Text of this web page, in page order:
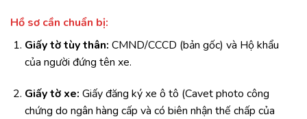
Hồ sơ cần chuẩn bị:
Giấy tờ tùy thân: CMND/CCCD (bản gốc) và Hộ khẩu
của người đứng tên xe.
Giấy tờ xe: Giấy đăng ký xe ô tô (Cavet photo công
chứng do ngân hàng cấp và có biên nhận thế chấp của